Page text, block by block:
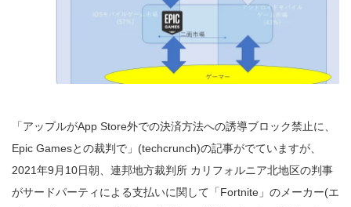
「アップルがApp Store外での決済方法への誘導ブロック禁止に、
Epic Gamesとの裁判で」(techcrunch)の記事がでていますが、
2021年9月10日朝、連邦地方裁判所 カリフォルニア北地区の判事
がサードパーティによる支払いに関して「Fortnite」のメーカー(エ